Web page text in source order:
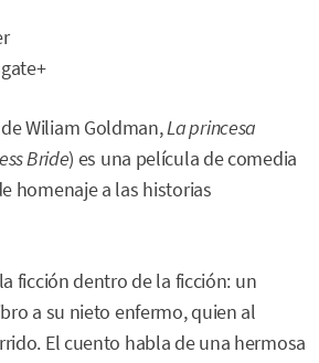
Wiliam Goldman,La princesa
Bride) es una película de comedia
homenaje a las historias
ficción dentro de la ficción: un
a su nieto enfermo, quien al
El cuento habla de una hermosa